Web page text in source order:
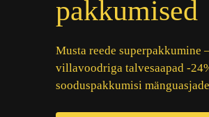
pakkumised
Musta reede superpakkumine
villavoodriga talvesaapad -
sooduspakkumisi